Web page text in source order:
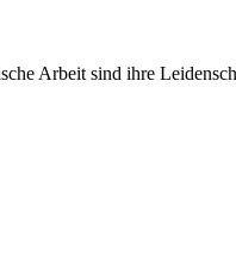
Arbeit sind ihre